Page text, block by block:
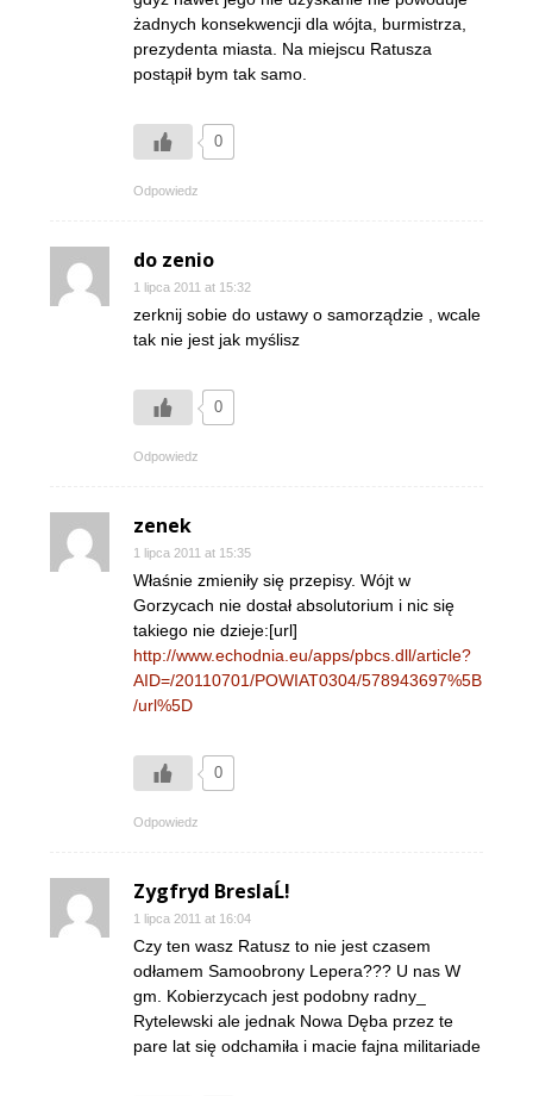
żadnych konsekwencji dla wójta, burmistrza,
prezydenta miasta. Na miejscu Ratusza
postąpił bym tak samo.
0
Odpowiedz
do zenio
1 lipca 2011 at 15:32
zerknij sobie do ustawy o samorządzie , wcale
tak nie jest jak myślisz
0
Odpowiedz
zenek
1 lipca 2011 at 15:35
Właśnie zmieniły się przepisy. Wójt w
Gorzycach nie dostał absolutorium i nic się
takiego nie dzieje:[url]
http://www.echodnia.eu/apps/pbcs.dll/article?
AID=/20110701/POWIAT0304/578943697%5B
/url%5D
0
Odpowiedz
Zygfryd BreslaĹ!
1 lipca 2011 at 16:04
Czy ten wasz Ratusz to nie jest czasem
odłamem Samoobrony Lepera??? U nas W
gm. Kobierzycach jest podobny radny_
Rytelewski ale jednak Nowa Dęba przez te
pare lat się odchamiła i macie fajna militariade